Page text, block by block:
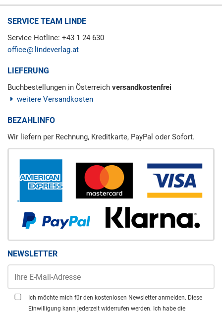
SERVICE TEAM LINDE
Service Hotline: +43 1 24 630
office
lindeverlag.at
LIEFERUNG
Buchbestellungen in Österreich versandkostenfrei
weitere Versandkosten
BEZAHLINFO
Wir liefern per Rechnung, Kreditkarte, PayPal oder Sofort.
NEWSLETTER
Ich möchte mich für den kostenlosen Newsletter anmelden. Diese
Einwilligung kann jederzeit widerrufen werden. Ich habe die